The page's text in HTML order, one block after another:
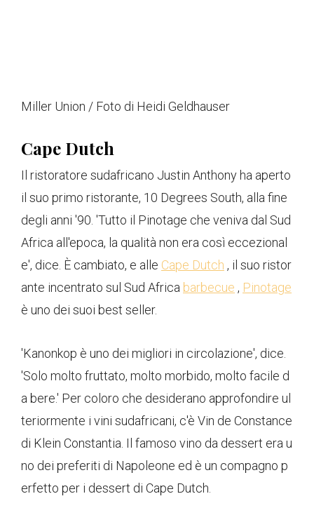
Miller Union / Foto di Heidi Geldhauser
Cape Dutch
Il ristoratore sudafricano Justin Anthony ha aperto
il suo primo ristorante, 10 Degrees South, alla fine
degli anni '90. 'Tutto il Pinotage che veniva dal Sud
Africa all'epoca, la qualità non era così eccezional
e', dice. È cambiato, e alle Cape Dutch , il suo ristor
ante incentrato sul Sud Africa barbecue , Pinotage
è uno dei suoi best seller.
'Kanonkop è uno dei migliori in circolazione', dice.
'Solo molto fruttato, molto morbido, molto facile d
a bere.' Per coloro che desiderano approfondire ul
teriormente i vini sudafricani, c'è Vin de Constance
di Klein Constantia. Il famoso vino da dessert era u
no dei preferiti di Napoleone ed è un compagno p
erfetto per i dessert di Cape Dutch.